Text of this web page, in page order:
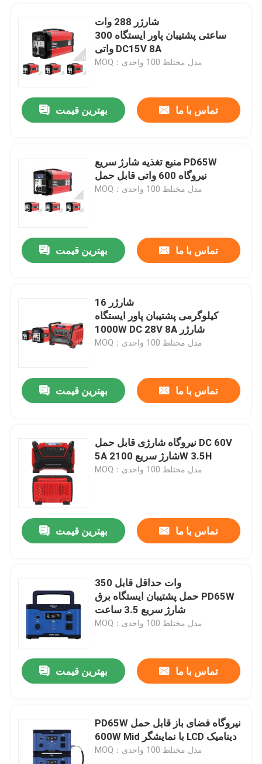
دربارهی ما
اطلاعات تماس
محصولات
دیزل ژنراتور جوش
ژنراتورهای جوشکاری قابل حمل
جوشکار موتور محور
شارژر 288 وات
ساعتی پشتیبان پاور ایستگاه 300
واتی DC15V 8A
MOQ：مدل مختلط 100 واحدی
بهترین قیمت تماس با ما
منبع تغذیه شارژ سریع PD65W
نیروگاه 600 واتی قابل حمل
MOQ：مدل مختلط 100 واحدی
بهترین قیمت تماس با ما
شارژر 16
کیلوگرمی پشتیبان پاور ایستگاه
1000W DC 28V 8A شارژر
MOQ：مدل مختلط 100 واحدی
بهترین قیمت تماس با ما
نیروگاه شارژی قابل حمل DC 60V
5A شارژ سریع 2100W 3.5H
MOQ：مدل مختلط 100 واحدی
بهترین قیمت تماس با ما
350 وات حداقل قابل
حمل پشتیبان ایستگاه برق PD65W
شارژ سریع 3.5 ساعت
MOQ：مدل مختلط 100 واحدی
بهترین قیمت تماس با ما
PD65W نیروگاه فضای باز قابل حمل
600W Mid با نمایشگر LCD دینامیک
MOQ：مدل مختلط 100 واحدی